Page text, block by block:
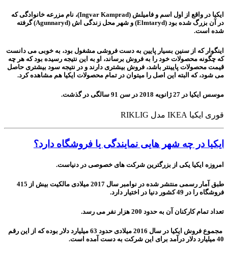
ایکیا در واقع از اول اسم و فامیلش ( Ingvar K
amprad)، نام مزرعه خانوادگی که
در آن بزرگ شده بود (
Elmtaryd) و شهر محل زندگی اش ( Agunnaryd) گرفته
شده است.
اینگوار که از سنین بسیار پایین به دست فروشی مشغول بود، به خوبی می دانست
که چگونه محصولات خود را به فروش برساند، او به این نتیجه رسیده بود که هر چه
قیمت محصولات پایینتر باشد، فروش بیشتری دارند و در نتیجه سود بیشتری حاصل
می شود، که البته این اصل را میتوان در تمام محصولات ایکیا هم مشاهده کرد.
موسس ایکیا در 27 ژانویه 2018 در سن 91 سالگی در گذشت.
قوری ایکیا IKEA مدل RIKLIG
ایکیا در چه شهر هایی نمایندگی یا فروشگاه دارد؟
امروزه ایکیا یکی از بزرگترین شرکت های خصوصی در دنیاست.
طبق آمار رسمی منتشر شده در نوامبر سال 2017 میلادی مالکیت بیش از 415
فروشگاه را در 49 کشور دنیا در اختیار دارد.
تعداد تمام کارکنان آن به حدود 200 هزار نفر می رسد.
مجموع فروش ایکیا در سال 2016 میلادی حدود 63 میلیارد دلار بوده که از این رقم
40 میلیارد دلار درآمد برای این شرکت به دست آمده است.